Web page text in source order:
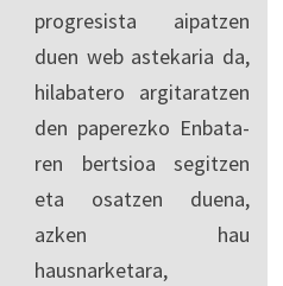
progresista aipatzen
duen web astekaria da,
hilabatero argitaratzen
den paperezko Enbata-
ren bertsioa segitzen
eta osatzen duena,
azken hau
hausnarketara,